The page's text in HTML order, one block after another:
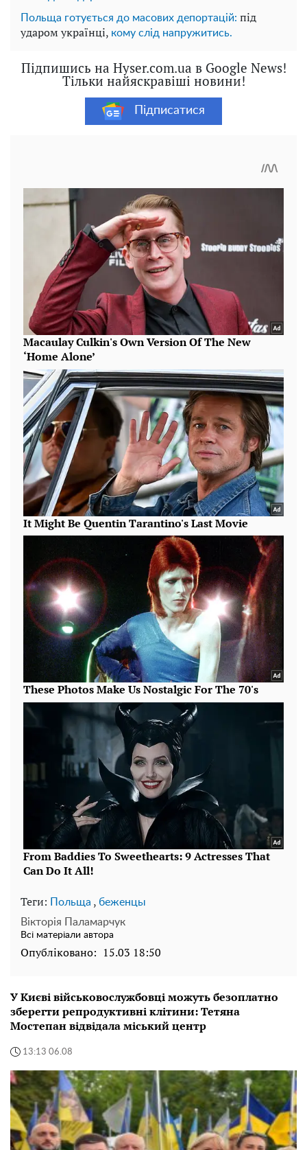
Польща готується до масових депортацій: під
ударом українці, кому слід напружитись.
Підпишись на Hyser.com.ua в Google News!
Тільки найяскравіші новини!
Підписатися
Теги: Польща , беженцы
Вікторія Паламарчук
Всі матеріали автора
Опубліковано: 15.03 18:50
У Києві військовослужбовці можуть безоплатно
зберегти репродуктивні клітини: Тетяна
Мостепан відвідала міський центр
13:13 06.08